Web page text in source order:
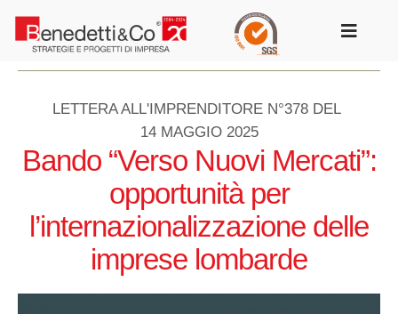
contenuto
Toggle
LETTERA ALL'IMPRENDITORE N°378 DEL
14 MAGGIO 2025
Bando “Verso Nuovi Mercati”:
opportunità per
l’internazionalizzazione delle
imprese lombarde